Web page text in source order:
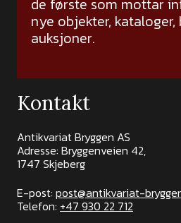
nye objekter,
auksjoner.
Kontakt
Antikvariat Bryggen AS
Adresse: Bryggenveien 42,
1747 Skjeberg
E-post: post@antikvariat-
Telefon: +47 930 22 712